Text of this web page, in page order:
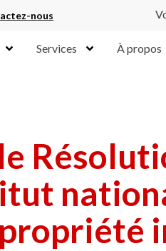
nous
Services À propos
propriété